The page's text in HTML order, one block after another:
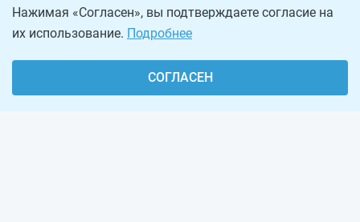
Нажимая «Согласен», вы подтверждаете согласие на
их использование. Подробнее
СОГЛАСЕН